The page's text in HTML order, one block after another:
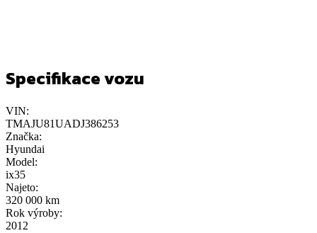
Specifikace vozu
VIN:
TMAJU81UADJ386253
Značka:
Hyundai
Model:
ix35
Najeto:
320 000 km
Rok výroby:
2012